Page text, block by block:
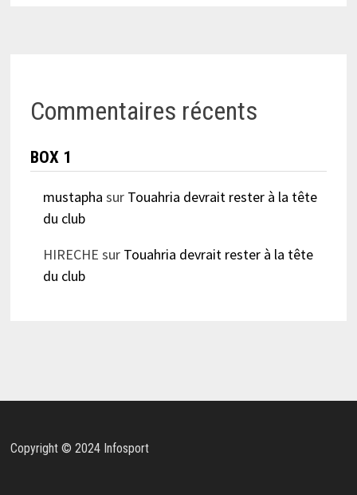
Commentaires récents
BOX 1
mustapha sur Touahria devrait rester à la tête
du club
HIRECHE sur Touahria devrait rester à la tête
du club
Copyright © 2024 Infosport